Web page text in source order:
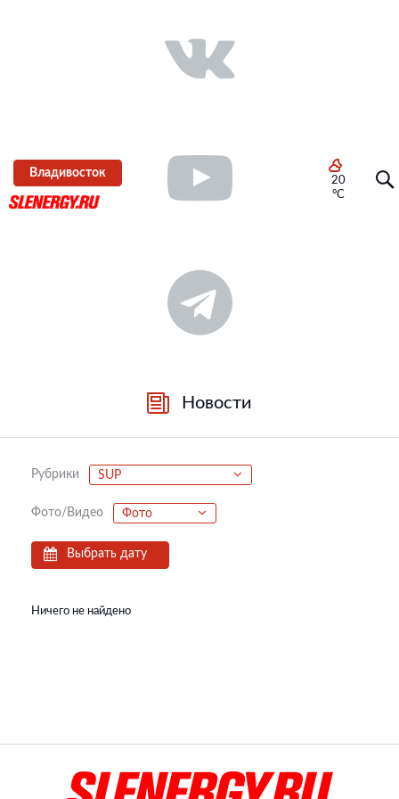
Владивосток
20
°C
Новости
Рубрики SUP
Фото/Видео Фото
Выбрать дату
Ничего не найдено